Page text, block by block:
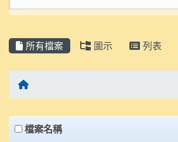
所有檔案 圖示 列表
回首頁
Files List
clickAll
檔案名稱